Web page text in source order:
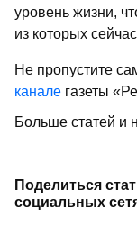
уровень жизни,
из которых
Не пропустите
канале газеты
Больше статей и
Поделиться
социальных